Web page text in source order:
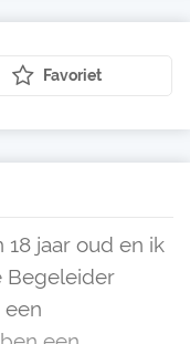
Favoriet
18 jaar oud en ik
Begeleider
een